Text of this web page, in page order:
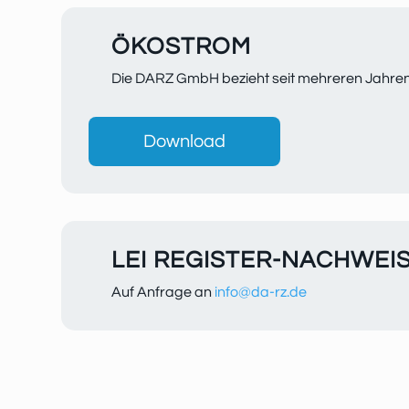
ÖKOSTROM
Die DARZ GmbH bezieht seit mehreren
Download
LEI REGISTER-
Auf Anfrage an info@da-rz.de